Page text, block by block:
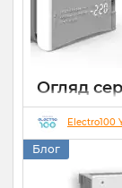
Огляд
Елекс
захист
22 07 2026
Electro100
Блог